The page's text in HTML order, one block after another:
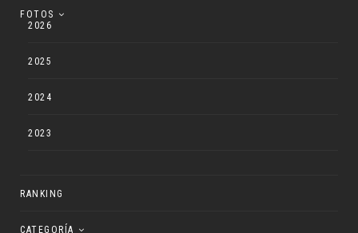
FOTOS
2026
2025
2024
2023
RANKING
CATEGORÍA